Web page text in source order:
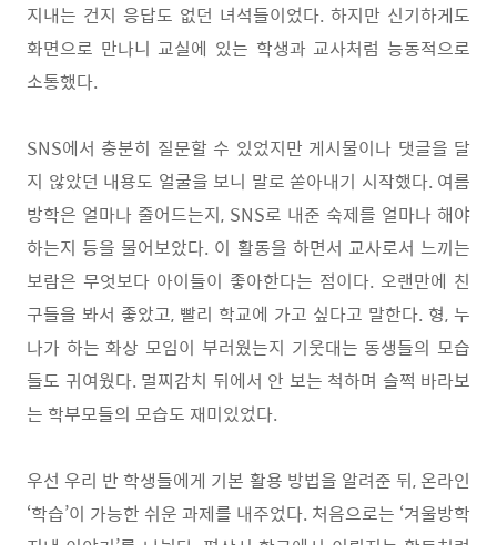
지내는 건지 응답도 없던 녀석들이었다. 하지만 신기하게도
화면으로 만나니 교실에 있는 학생과 교사처럼 능동적으로
소통했다.
SNS에서 충분히 질문할 수 있었지만 게시물이나 댓글을 달
지 않았던 내용도 얼굴을 보니 말로 쏟아내기 시작했다. 여름
방학은 얼마나 줄어드는지, SNS로 내준 숙제를 얼마나 해야
하는지 등을 물어보았다. 이 활동을 하면서 교사로서 느끼는
보람은 무엇보다 아이들이 좋아한다는 점이다. 오랜만에 친
구들을 봐서 좋았고, 빨리 학교에 가고 싶다고 말한다. 형, 누
나가 하는 화상 모임이 부러웠는지 기웃대는 동생들의 모습
들도 귀여웠다. 멀찌감치 뒤에서 안 보는 척하며 슬쩍 바라보
는 학부모들의 모습도 재미있었다.
우선 우리 반 학생들에게 기본 활용 방법을 알려준 뒤,온라인
‘학습’이 가능한 쉬운 과제를 내주었다. 처음으로는 ‘겨울방학